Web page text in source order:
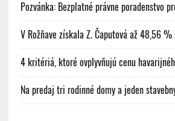
Pozvánka: Bezplatné právne poradenstvo
V Rožňave získala Z. Čaputová až 48,56 %
4 kritériá, ktoré ovplyvňujú cenu
Na predaj tri rodinné domy a jeden